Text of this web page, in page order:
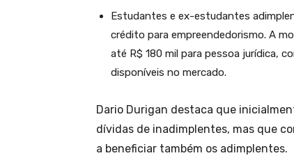
Estudantes e ex-estudantes
crédito para empreendedorismo. A
até R$ 180 mil para pessoa jurídica,
disponíveis no mercado.
Dario Durigan destaca que
dívidas de inadimplentes, mas que
a beneficiar também os adimplentes.